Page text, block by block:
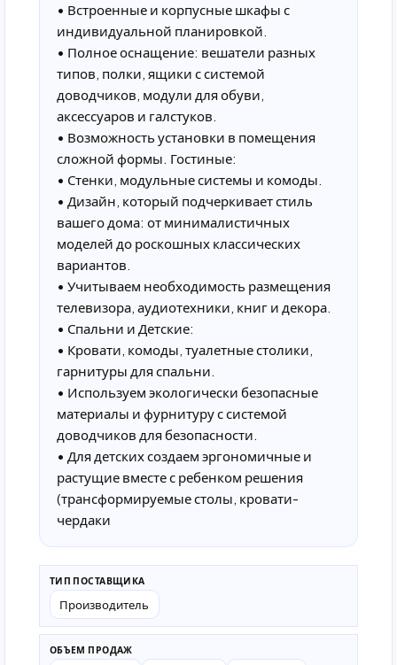
• Встроенные и корпусные шкафы с
индивидуальной планировкой.
• Полное оснащение: вешатели разных
типов, полки, ящики с системой
доводчиков, модули для обуви,
аксессуаров и галстуков.
• Возможность установки в помещения
сложной формы. Гостиные:
• Стенки, модульные системы и комоды.
• Дизайн, который подчеркивает стиль
вашего дома: от минималистичных
моделей до роскошных классических
вариантов.
• Учитываем необходимость размещения
телевизора, аудиотехники, книг и декора.
• Спальни и Детские:
• Кровати, комоды, туалетные столики,
гарнитуры для спальни.
• Используем экологически безопасные
материалы и фурнитуру с системой
доводчиков для безопасности.
• Для детских создаем эргономичные и
растущие вместе с ребенком решения
(трансформируемые столы, кровати-
чердаки
ТИП ПОСТАВЩИКА
Производитель
ОБЪЕМ ПРОДАЖ